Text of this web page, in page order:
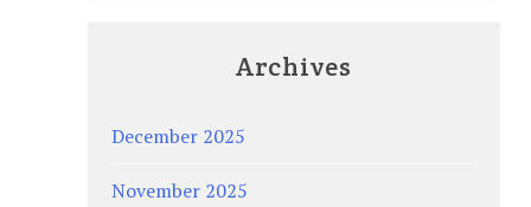
Archives
December 2025
November 2025